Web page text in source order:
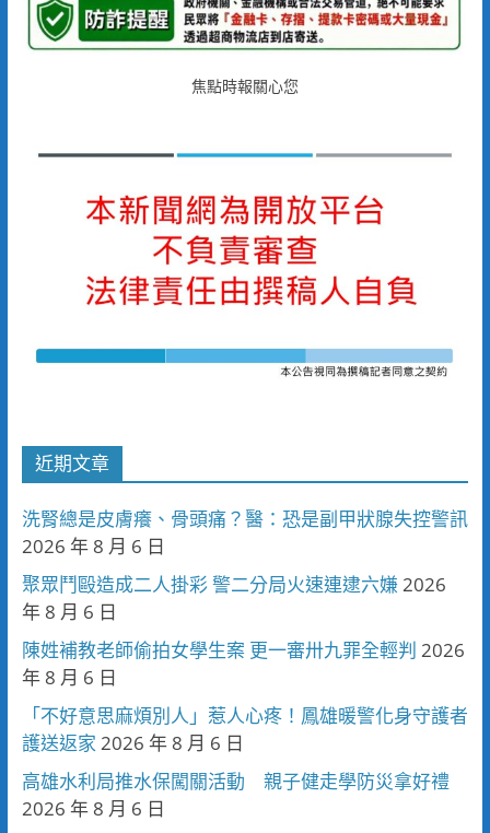
焦點時報關心您
近期文章
洗腎總是皮膚癢、骨頭痛？醫：恐是副甲狀腺失控警訊
2026 年 8 月 6 日
聚眾鬥毆造成二人掛彩 警二分局火速連逮六嫌2026
年 8 月 6 日
陳姓補教老師偷拍女學生案 更一審卅九罪全輕判 2026
年 8 月 6 日
「不好意思麻煩別人」惹人心疼！鳳雄暖警化身守護者
護送返家 2026 年 8 月 6 日
高雄水利局推水保闖關活動 親子健走學防災拿好禮
2026 年 8 月 6 日